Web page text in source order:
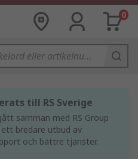
0
till RS Sverige
samman med RS Group
bredare utbud av
och bättre tjänster.